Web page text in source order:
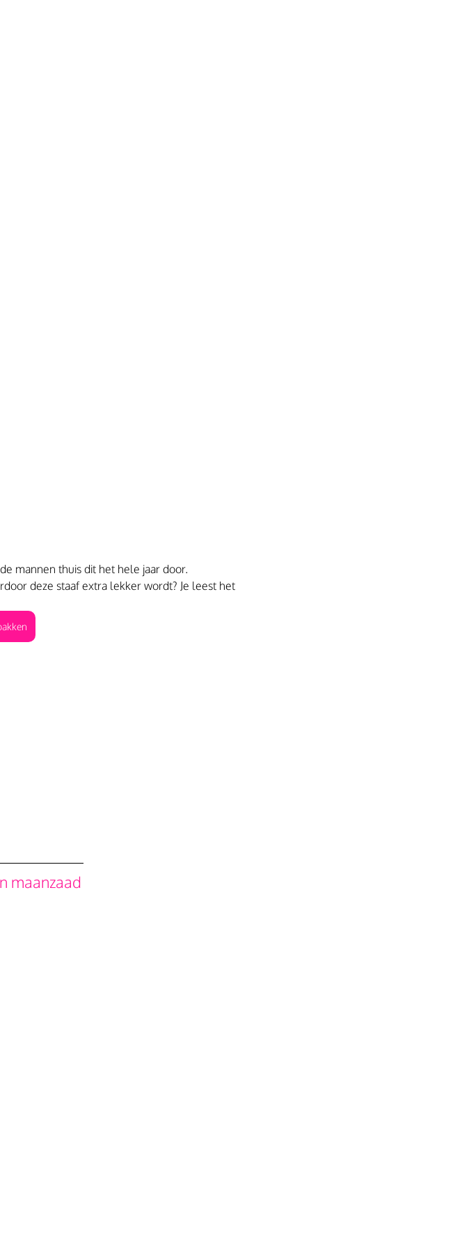
mannen thuis dit het hele jaar door.
deze staaf extra lekker wordt? Je leest het
maanzaad